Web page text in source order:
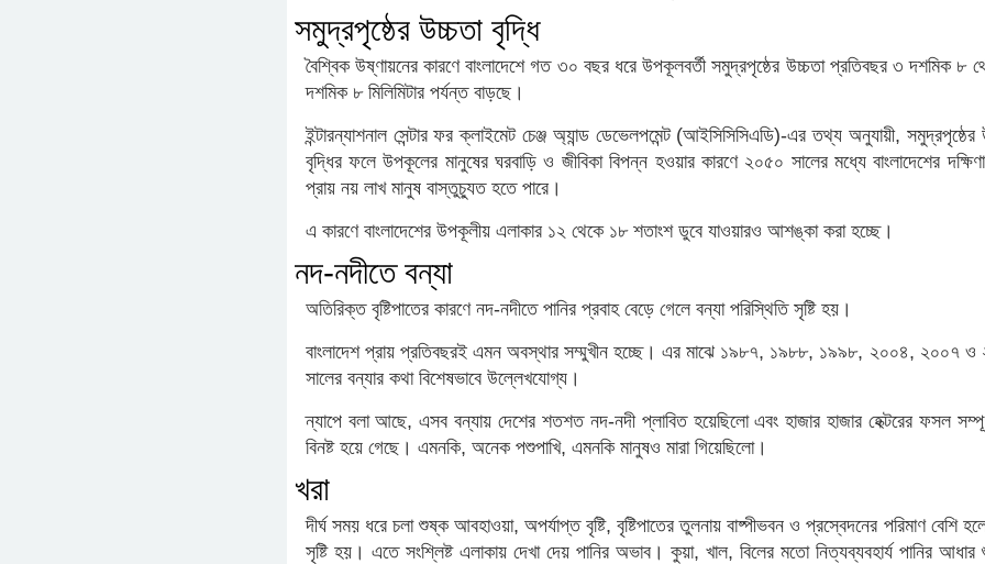
সমুদ্রপৃষ্ঠের উচ্চতা বৃদ্ধি
বৈশ্বিক উষ্ণায়নের কারণে বাংলাদেশে গত ৩০ বছর ধরে উপকূলবর্তী সমুদ্রপৃষ্ঠের উচ্চতা প্রতিবছর ৩ দশমিক ৮
দশমিক ৮ মিলিমিটার পর্যন্ত বাড়ছে।
ইন্টারন্যাশনাল সেন্টার ফর ক্লাইমেট চেঞ্জ অ্যান্ড ডেভেলপমেন্ট (আইসিসিসিএডি)-এর তথ্য অনুযায়ী, সমুদ্রপৃষ্ঠের
বৃদ্ধির ফলে উপকূলের মানুষের ঘরবাড়ি ও জীবিকা বিপন্ন হওয়ার কারণে ২০৫০ সালের মধ্যে বাংলাদেশের
প্রায় নয় লাখ মানুষ বাস্তুচ্যুত হতে পারে।
এ কারণে বাংলাদেশের উপকূলীয় এলাকার ১২ থেকে ১৮ শতাংশ ডুবে যাওয়ারও আশঙ্কা করা হচ্ছে।
নদ-নদীতে বন্যা
অতিরিক্ত বৃষ্টিপাতের কারণে নদ-নদীতে পানির প্রবাহ বেড়ে গেলে বন্যা পরিস্থিতি সৃষ্টি হয়।
বাংলাদেশ প্রায় প্রতিবছরই এমন অবস্থার সম্মুখীন হচ্ছে। এর মাঝে ১৯৮৭, ১৯৮৮, ১৯৯৮, ২০০৪, ২০০৭ ও
সালের বন্যার কথা বিশেষভাবে উল্লেখযোগ্য।
ন্যাপে বলা আছে, এসব বন্যায় দেশের শতশত নদ-নদী প্লাবিত হয়েছিলো এবং হাজার হাজার হেক্টরের ফসল
বিনষ্ট হয়ে গেছে। এমনকি, অনেক পশুপাখি, এমনকি মানুষও মারা গিয়েছিলো।
খরা
দীর্ঘ সময় ধরে চলা শুষ্ক আবহাওয়া, অপর্যাপ্ত বৃষ্টি, বৃষ্টিপাতের তুলনায় বাষ্পীভবন ও প্রস্বেদনের পরিমাণ বেশি
সৃষ্টি হয়। এতে সংশ্লিষ্ট এলাকায় দেখা দেয় পানির অভাব। কুয়া, খাল, বিলের মতো নিত্যব্যবহার্য পানির আধার